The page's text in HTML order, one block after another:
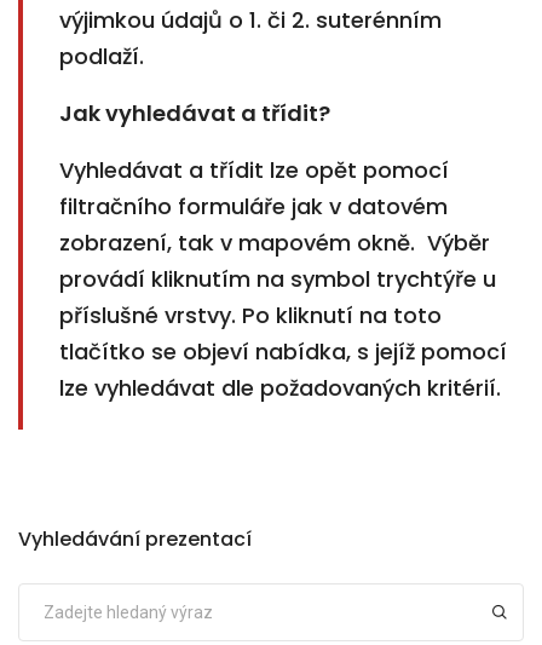
výjimkou údajů o 1. či 2. suterénním
podlaží.
Jak vyhledávat a třídit?
Vyhledávat a třídit lze opět pomocí
filtračního formuláře jak v datovém
zobrazení, tak v mapovém okně. Výběr
provádí kliknutím na symbol trychtýře u
příslušné vrstvy. Po kliknutí na toto
tlačítko se objeví nabídka, s jejíž pomocí
lze vyhledávat dle požadovaných kritérií.
Vyhledávání prezentací